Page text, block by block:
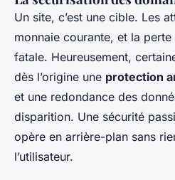
Un site, c’est une cible. Les
monnaie courante, et la
fatale. Heureusement,
dès l’origine une protection
et une redondance des
disparition. Une sécurité
opère en arrière-plan sans
l’utilisateur.